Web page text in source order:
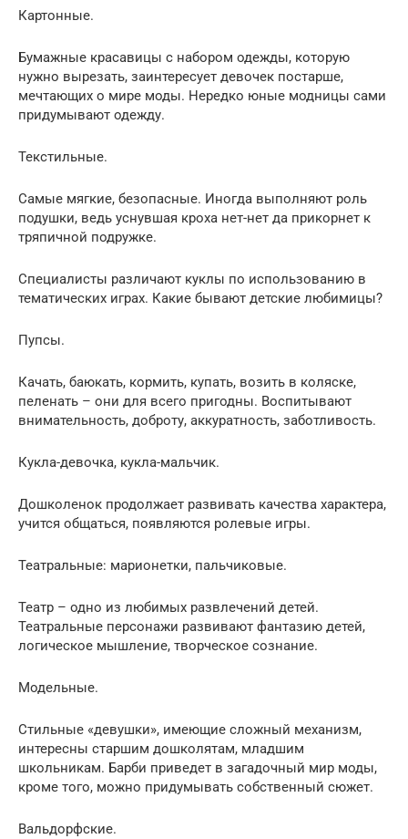
Картонные.
Бумажные красавицы с набором одежды, которую
нужно вырезать, заинтересует девочек постарше,
мечтающих о мире моды. Нередко юные модницы сами
придумывают одежду.
Текстильные.
Самые мягкие, безопасные. Иногда выполняют роль
подушки, ведь уснувшая кроха нет-нет да прикорнет к
тряпичной подружке.
Специалисты различают куклы по использованию в
тематических играх. Какие бывают детские любимицы?
Пупсы.
Качать, баюкать, кормить, купать, возить в коляске,
пеленать – они для всего пригодны. Воспитывают
внимательность, доброту, аккуратность, заботливость.
Кукла-девочка, кукла-мальчик.
Дошколенок продолжает развивать качества характера,
учится общаться, появляются ролевые игры.
Театральные: марионетки, пальчиковые.
Театр – одно из любимых развлечений детей.
Театральные персонажи развивают фантазию детей,
логическое мышление, творческое сознание.
Модельные.
Стильные «девушки», имеющие сложный механизм,
интересны старшим дошколятам, младшим
школьникам. Барби приведет в загадочный мир моды,
кроме того, можно придумывать собственный сюжет.
Вальдорфские.